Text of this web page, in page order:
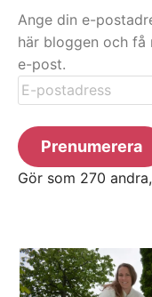
Ange din e-
här bloggen och få
e-post.
E-
postadress
Prenumerera
Gör som 270